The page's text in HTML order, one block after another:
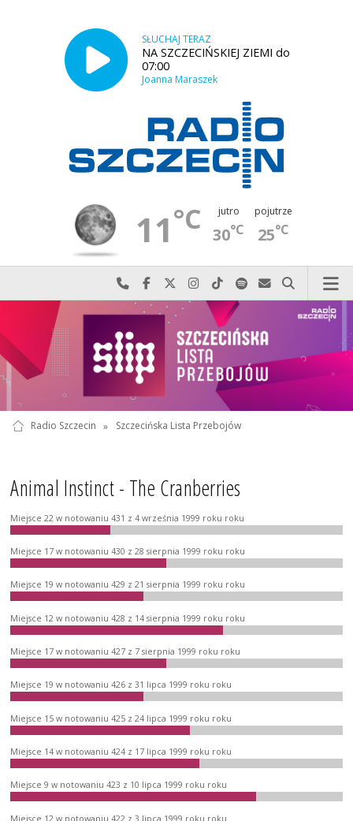
SŁUCHAJ TERAZ
NA SZCZECIŃSKIEJ ZIEMI do
07:00
Joanna Maraszek
11°C jutro
30°C
pojutrze
25°C
Najlepiej po prostu do nas zadzwoń
Odwiedź nas na Facebook-u
Odwiedź nas na X
Odwiedź nas na Instagram-ie
Odwiedź nas na TikTok-u
Szukaj nas na Spotify
Wyślij do nas
Szukaj
Radio Szczecin » Szczecińska Lista Przebojów
Animal Instinct - The Cranberries
Miejsce 22 w notowaniu 431 z 4 września 1999 roku roku
Miejsce 17 w notowaniu 430 z 28 sierpnia 1999 roku roku
Miejsce 19 w notowaniu 429 z 21 sierpnia 1999 roku roku
Miejsce 12 w notowaniu 428 z 14 sierpnia 1999 roku roku
Miejsce 17 w notowaniu 427 z 7 sierpnia 1999 roku roku
Miejsce 19 w notowaniu 426 z 31 lipca 1999 roku roku
Miejsce 15 w notowaniu 425 z 24 lipca 1999 roku roku
Miejsce 14 w notowaniu 424 z 17 lipca 1999 roku roku
Miejsce 9 w notowaniu 423 z 10 lipca 1999 roku roku
Miejsce 12 w notowaniu 422 z 3 lipca 1999 roku roku